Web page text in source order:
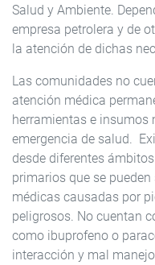
Salud y Ambiente.
empresa petrolera y de
la atención de dichas
Las comunidades no
atención médica
herramientas e insumos
emergencia de salud.
desde diferentes
primarios que se
médicas causadas por
peligrosos. No cuentan
como ibuprofeno o
interacción y mal